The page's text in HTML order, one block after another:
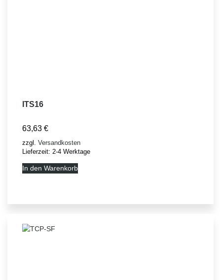
ITS16
63,63 €
zzgl. Versandkosten
Lieferzeit: 2-4 Werktage
In den Warenkorb